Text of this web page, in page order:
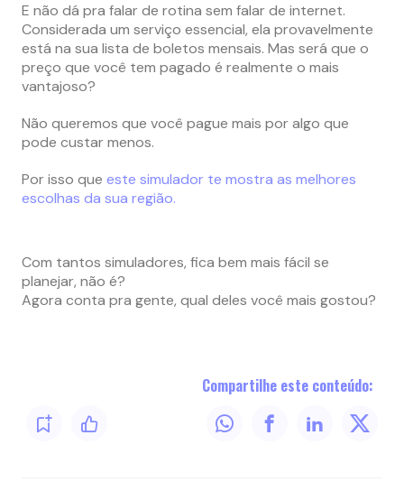
E não dá pra falar de rotina sem falar de internet.
Considerada um serviço essencial, ela provavelmente
está na sua lista de boletos mensais. Mas será que o
preço que você tem pagado é realmente o mais
vantajoso?
Não queremos que você pague mais por algo que
pode custar menos.
Por isso que este simulador te mostra as melhores
escolhas da sua região.
Com tantos simuladores, fica bem mais fácil se
planejar, não é?
Agora conta pra gente, qual deles você mais gostou?
Compartilhe este conteúdo: